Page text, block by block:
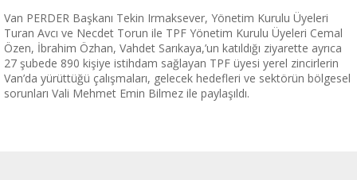
Van PERDER Başkanı Tekin Irmaksever, Yönetim Kurulu Üyeleri
Turan Avcı ve Necdet Torun ile TPF Yönetim Kurulu Üyeleri Cemal
Özen, İbrahim Özhan, Vahdet Sarıkaya,’un katıldığı ziyarette ayrıca
27 şubede 890 kişiye istihdam sağlayan TPF üyesi yerel zincirlerin
Van’da yürüttüğü çalışmaları, gelecek hedefleri ve sektörün bölgesel
sorunları Vali Mehmet Emin Bilmez ile paylaşıldı.